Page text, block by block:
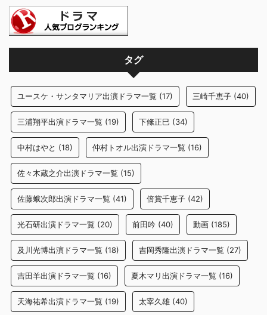
タグ
ユースケ・サンタマリア出演ドラマ一覧 (17) 三崎千恵子 (40)
三浦翔平出演ドラマ一覧 (19) 下絛正巳 (34)
中村はやと (18) 仲村トオル出演ドラマ一覧 (16)
佐々木蔵之介出演ドラマ一覧 (15)
佐藤蛾次郎出演ドラマ一覧 (41) 倍賞千恵子 (42)
光石研出演ドラマ一覧 (20) 前田吟 (40) 動画 (185)
及川光博出演ドラマ一覧 (18) 吉岡秀隆出演ドラマ一覧 (27)
吉田羊出演ドラマ一覧 (16) 夏木マリ出演ドラマ一覧 (16)
天海祐希出演ドラマ一覧 (19) 太宰久雄 (40)